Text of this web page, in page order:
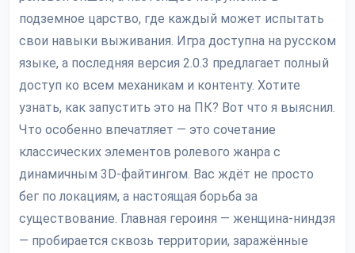
подземное царство, где каждый может испытать
свои навыки выживания. Игра доступна на русском
языке, а последняя версия 2.0.3 предлагает полный
доступ ко всем механикам и контенту. Хотите
узнать, как запустить это на ПК? Вот что я выяснил.
Что особенно впечатляет — это сочетание
классических элементов ролевого жанра с
динамичным 3D-файтингом. Вас ждёт не просто
бег по локациям, а настоящая борьба за
существование. Главная героиня — женщина-ниндзя
— пробирается сквозь территории, заражённые